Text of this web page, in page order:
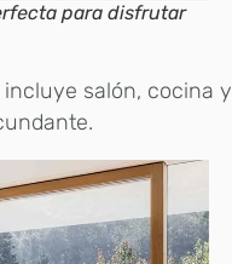
para disfrutar
salón, cocina y